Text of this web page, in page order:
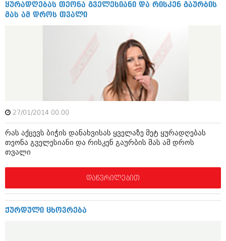
ნოემბერი 2017 (212)
მაისი 2017 (216)
მარტი 2017 (212)
თებერვალი 2017 (205)
იანვარი 2017 (246)
დეკემბერი 2016 (207)
ნოემბერი 2016 (207)
ოქტომბერი 2016 (257)
ივნისი 2016 (221)
მაისი 2016 (261)
აპრილი 2016 (215)
მარტი 2016 (200)
ყურადღებას თეონა გველესიანი და რისკენ გაურბის
მას ამ დროს თვალი
27/01/2014 00:00
რას აქცევს ბიჭის დანახვისას ყველაზე მეტ ყურადღებას
თეონა გველესიანი და რისკენ გაურბის მას ამ დროს
თვალი
დაწვრილებით
ქურდული ცხოვრება